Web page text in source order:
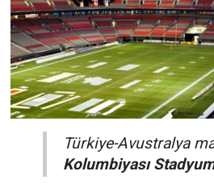
Türkiye-Avustralya
Kolumbiyası